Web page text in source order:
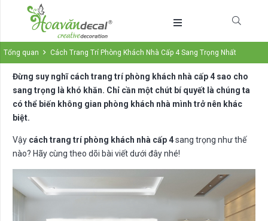
Tổng quan Cách Trang Trí Phòng Khách Nhà Cấp 4 Sang Trọng Nhất
Đừng suy nghĩ cách trang trí phòng khách nhà cấp 4 sao cho
sang trọng là khó khăn. Chỉ cần một chút bí quyết là chúng ta
có thể biến không gian phòng khách nhà mình trở nên khác
biệt.
Vậy cách trang trí phòng khách nhà cấp 4sang trọng như thế
nào? Hãy cùng theo dõi bài viết dưới đây nhé!